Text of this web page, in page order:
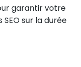
garantir votre
sur la durée